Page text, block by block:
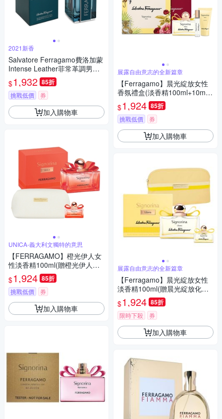
2021新香
Salvatore Ferragamo費洛加蒙
Intense Leather菲常革調男性
淡香精 100ml
$1,932 85折
挑戰低價 券
加入購物車
UNICA-義大利文獨特的意思
【FERRAGAMO】橙光伊人女
性淡香精100ml(贈橙光伊人化
妝包+隨機小香乙瓶)
$1,924 85折
挑戰低價 券
加入購物車
展露自由意志的全新篇章
【Ferragamo】晨光綻放女性
香氛禮盒(淡香精100ml+10ml
+身體乳50ml)
$1,924 85折
挑戰低價 券
加入購物車
展露自由意志的全新篇章
【Ferragamo】晨光綻放女性
淡香精100ml(贈晨光綻放化妝
包+隨機小香乙瓶)
$1,924 85折
限時下殺 券
加入購物車